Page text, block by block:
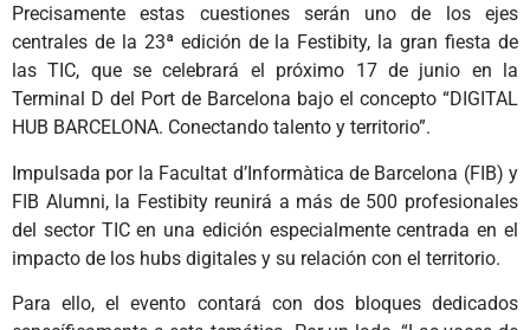
Precisamente estas cuestiones serán uno de los ejes
centrales de la 23ª edición de la Festibity, la gran fiesta de
las TIC, que se celebrará el próximo 17 de junio en la
Terminal D del Port de Barcelona bajo el concepto “DIGITAL
HUB BARCELONA. Conectando talento y territorio”.
Impulsada por la Facultat d’Informàtica de Barcelona (FIB) y
FIB Alumni, la Festibity reunirá a más de 500 profesionales
del sector TIC en una edición especialmente centrada en el
impacto de los hubs digitales y su relación con el territorio.
Para ello, el evento contará con dos bloques dedicados